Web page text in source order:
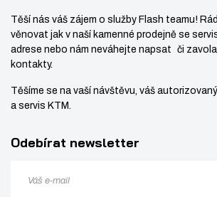
Těší nás váš zájem o služby Flash teamu!
věnovat jak v naší kamenné prodejně se
adrese nebo nám neváhejte napsat či
kontakty.
Těšíme se na vaší návštěvu, váš
a servis KTM.
Odebírat newsletter